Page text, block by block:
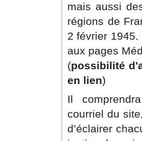
mais aussi
régions de
2 février
aux pages
(possibilité
en lien)
Il
courriel du
d’éclairer